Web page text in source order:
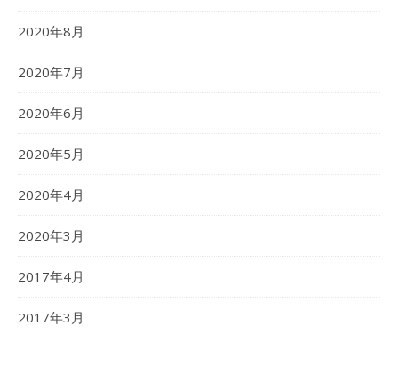
2020年8月
2020年7月
2020年6月
2020年5月
2020年4月
2020年3月
2017年4月
2017年3月